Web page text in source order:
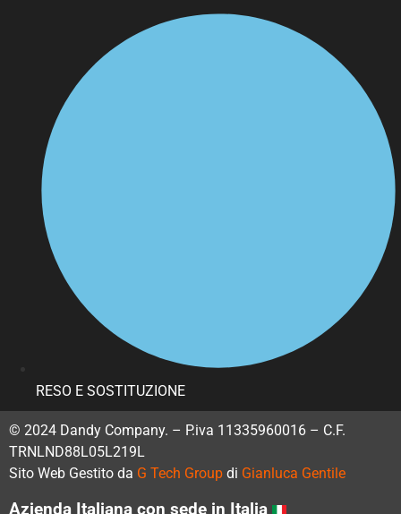
RESO E SOSTITUZIONE
© 2024 Dandy Company. – P.iva 11335960016 – C.F.
TRNLND88L05L219L
Sito Web Gestito da G Tech Group di Gianluca Gentile
Azienda Italiana con sede in Italia